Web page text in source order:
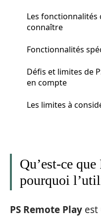
Les fonctionnalités
connaître
Fonctionnalités
Défis et limites de
en compte
Les limites à
Qu’est-ce
pourquoi
PS Remote Play